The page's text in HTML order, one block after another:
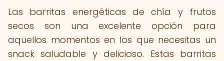
Las barritas energéticas de chía y frutos
secos son una excelente opción para
aquellos momentos en los que necesitas un
snack saludable y delicioso. Estas barritas